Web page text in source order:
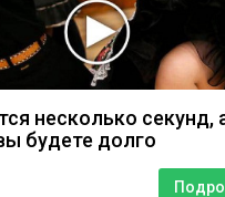
несколько секунд,
будете долго